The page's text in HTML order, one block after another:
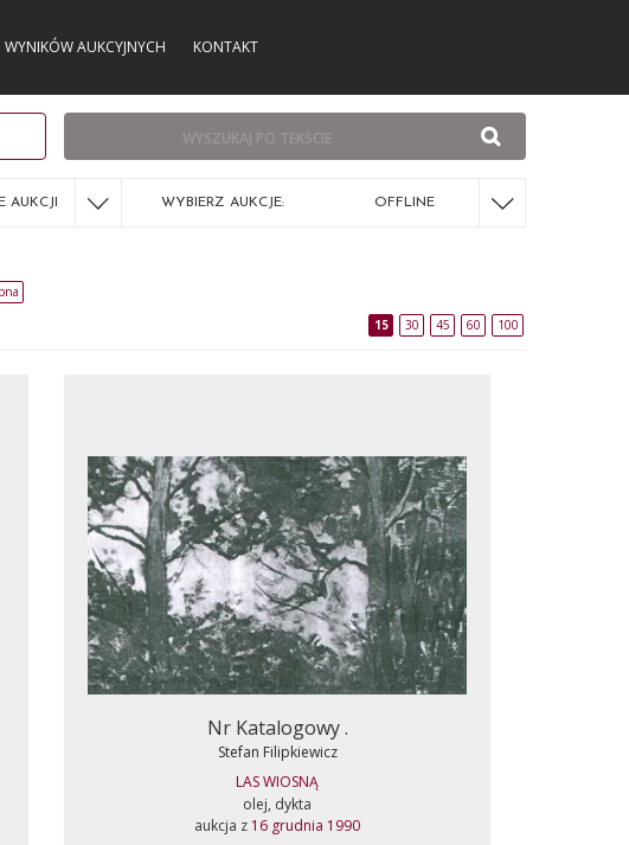
AUKCYJNYCH KONTAKT
AUKCJI WYBIERZ AUKCJE: OFFLINE
15 30 45 60 100
Nr Katalogowy .
Stefan Filipkiewicz
LAS WIOSNĄ
olej, dykta
aukcja z 16 grudnia 1990